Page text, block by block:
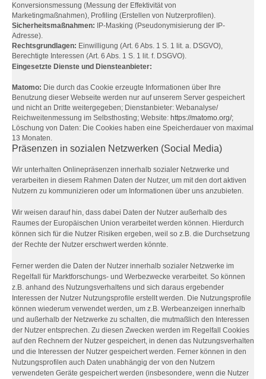
Konversionsmessung (Messung der Effektivität von
Marketingmaßnahmen), Profiling (Erstellen von Nutzerprofilen).
Sicherheitsmaßnahmen: IP-Masking (Pseudonymisierung der IP-
Adresse).
Rechtsgrundlagen: Einwilligung (Art. 6 Abs. 1 S. 1 lit. a. DSGVO),
Berechtigte Interessen (Art. 6 Abs. 1 S. 1 lit. f. DSGVO).
Eingesetzte Dienste und Diensteanbieter:
Matomo: Die durch das Cookie erzeugte Informationen über Ihre
Benutzung dieser Webseite werden nur auf unserem Server gespeichert
und nicht an Dritte weitergegeben; Dienstanbieter: Webanalyse/
Reichweitenmessung im Selbsthosting; Website: https://matomo.org/;
Löschung von Daten: Die Cookies haben eine Speicherdauer von maximal
13 Monaten.
Präsenzen in sozialen Netzwerken (Social Media)
Wir unterhalten Onlinepräsenzen innerhalb sozialer Netzwerke und
verarbeiten in diesem Rahmen Daten der Nutzer, um mit den dort aktiven
Nutzern zu kommunizieren oder um Informationen über uns anzubieten.
Wir weisen darauf hin, dass dabei Daten der Nutzer außerhalb des
Raumes der Europäischen Union verarbeitet werden können. Hierdurch
können sich für die Nutzer Risiken ergeben, weil so z.B. die Durchsetzung
der Rechte der Nutzer erschwert werden könnte.
Ferner werden die Daten der Nutzer innerhalb sozialer Netzwerke im
Regelfall für Marktforschungs- und Werbezwecke verarbeitet. So können
z.B. anhand des Nutzungsverhaltens und sich daraus ergebender
Interessen der Nutzer Nutzungsprofile erstellt werden. Die Nutzungsprofile
können wiederum verwendet werden, um z.B. Werbeanzeigen innerhalb
und außerhalb der Netzwerke zu schalten, die mutmaßlich den Interessen
der Nutzer entsprechen. Zu diesen Zwecken werden im Regelfall Cookies
auf den Rechnern der Nutzer gespeichert, in denen das Nutzungsverhalten
und die Interessen der Nutzer gespeichert werden. Ferner können in den
Nutzungsprofilen auch Daten unabhängig der von den Nutzern
verwendeten Geräte gespeichert werden (insbesondere, wenn die Nutzer